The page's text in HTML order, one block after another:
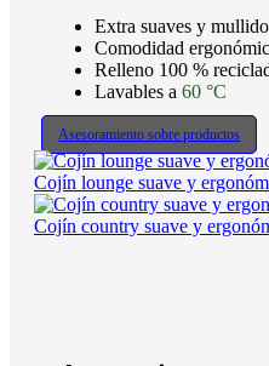
Extra suaves y
Comodidad
Relleno 100 %
Lavables a 60 °C
Asesoramiento sobre productos
Cojín lounge suave y
Cojín country suave y